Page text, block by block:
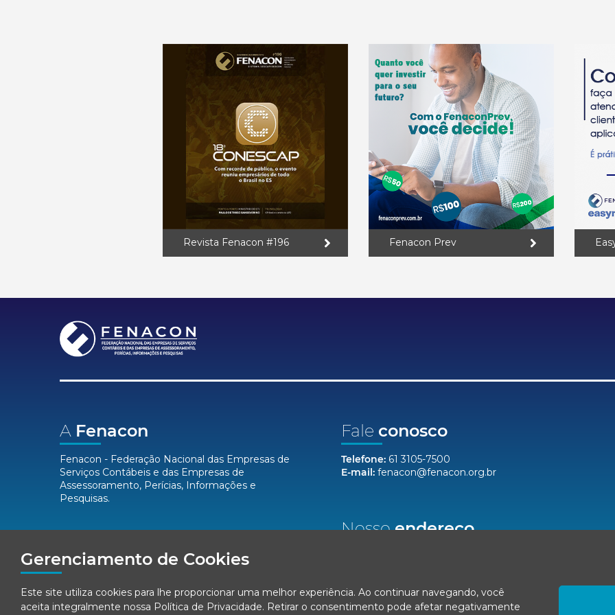
Gerenciamento de Cookies
Este site utiliza cookies para lhe proporcionar uma melhor experiência. Ao continuar navegando, você
aceita integralmente nossa Política de Privacidade. Retirar o consentimento pode afetar negativamente
Revista Fenacon #196 Fenacon Prev
A Fenacon
Fenacon - Federação Nacional das Empresas de
Serviços Contábeis e das Empresas de
Assessoramento, Perícias, Informações e
Pesquisas.
MídiasSociais
Fale conosco
Telefone: 61 3105-7500
E-mail: fenacon@fenacon.org.br
Nossoendereço